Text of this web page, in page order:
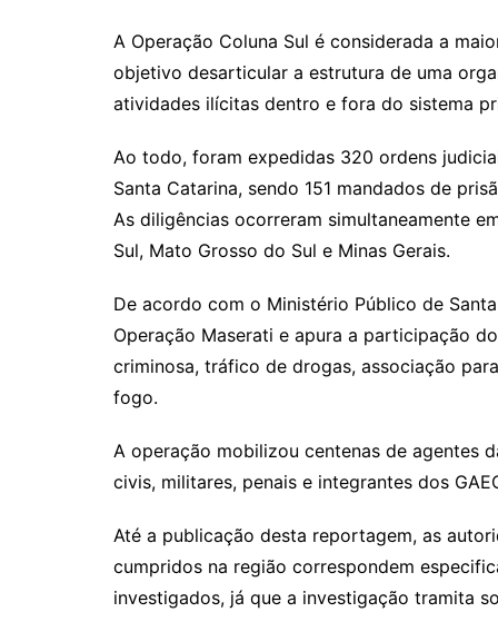
A Operação Coluna Sul é considerada a
objetivo desarticular a estrutura de uma
atividades ilícitas dentro e fora do sistema
Ao todo, foram expedidas 320 ordens
Santa Catarina, sendo 151 mandados de
As diligências ocorreram simultaneamente
Sul, Mato Grosso do Sul e Minas Gerais.
De acordo com o Ministério Público de
Operação Maserati e apura a participação
criminosa, tráfico de drogas, associação
fogo.
A operação mobilizou centenas de agentes
civis, militares, penais e integrantes dos
Até a publicação desta reportagem, as
cumpridos na região correspondem
investigados, já que a investigação tramita